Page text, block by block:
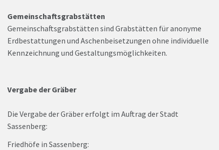
Gemeinschaftsgrabstätten
Gemeinschaftsgrabstätten sind Grabstätten für anonyme
Erdbestattungen und Aschenbeisetzungen ohne individuelle
Kennzeichnung und Gestaltungsmöglichkeiten.
Vergabe der Gräber
Die Vergabe der Gräber erfolgt im Auftrag der Stadt
Sassenberg:
Friedhöfe in Sassenberg: